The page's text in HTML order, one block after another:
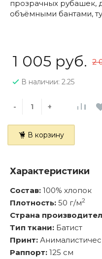
прозрачных рубашек,
объёмными бантами,
1 005 руб. 2
В наличии: 2.25
- +
В корзину
Характеристики
Состав: 100% хлопок
Плотность: 50 г/м2
Страна
Тип ткани: Батист
Принт:
Раппорт: 125 см